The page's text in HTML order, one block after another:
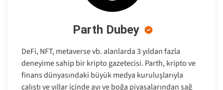
Parth Dubey
DeFi, NFT, metaverse vb. alanlarda 3 yıldan fazla
deneyime sahip bir kripto gazetecisi. Parth, kripto ve
finans dünyasındaki büyük medya kuruluşlarıyla
çalıştı ve yıllar içinde ayı ve boğa piyasalarından sağ